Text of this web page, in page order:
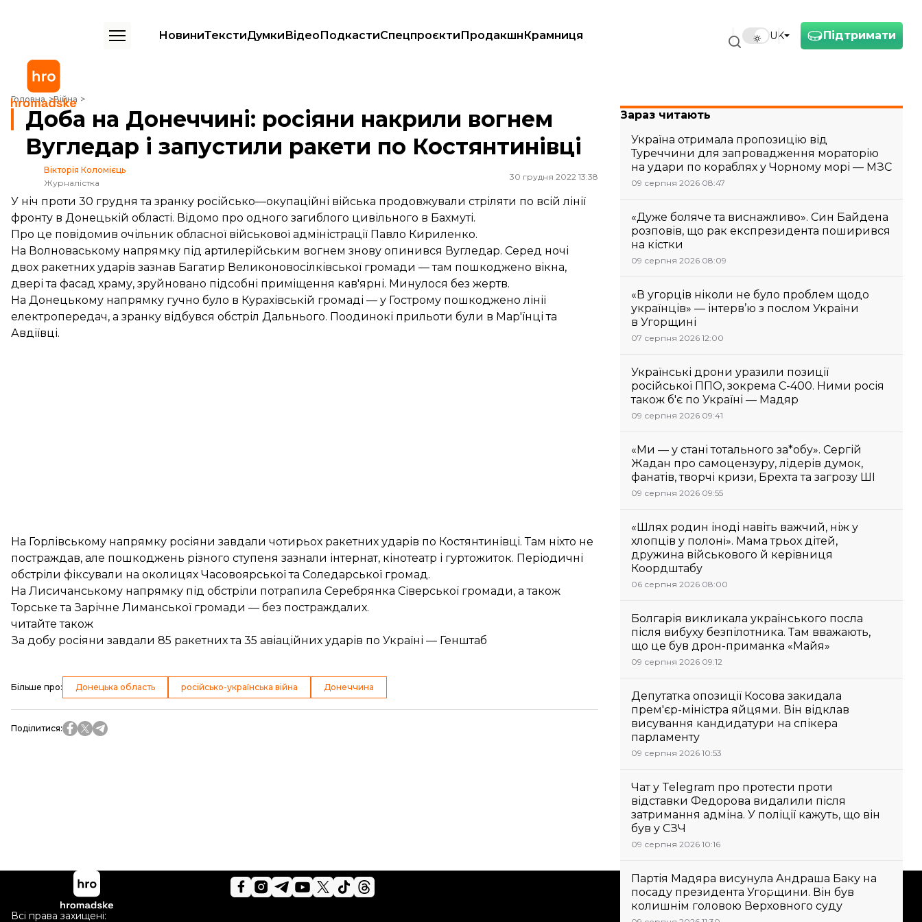
Підтримати
UK
НовиниТекстиДумкиВідеоПодкастиСпецпроєктиПродакшнКрамниця
Головна Війна
Доба на Донеччині: росіяни накрили вогнем Вугледар і запустили ракети по Костянтинівці
Доба на Донеччині: росіяни накрили вогнем
Вугледар і запустили ракети по Костянтинівці
Вікторія Коломієць
Журналістка
30 грудня 2022 13:38
У ніч проти 30 грудня та зранку російсько—окупаційні війська продовжували стріляти по всій лінії
фронту в Донецькій області. Відомо про одного загиблого цивільного в Бахмуті.
Про це повідомив очільник обласної військової адміністрації Павло Кириленко.
На Волноваському напрямку під артилерійським вогнем знову опинився Вугледар. Серед ночі
двох ракетних ударів зазнав Багатир Великоновосілківської громади — там пошкоджено вікна,
двері та фасад храму, зруйновано підсобні приміщення кав'ярні. Минулося без жертв.
На Донецькому напрямку гучно було в Курахівській громаді — у Гострому пошкоджено лінії
електропередач, а зранку відбувся обстріл Дальнього. Поодинокі прильоти були в Мар'їнці та
Авдіївці.
На Горлівському напрямку росіяни завдали чотирьох ракетних ударів по Костянтинівці. Там ніхто не
постраждав, але пошкоджень різного ступеня зазнали інтернат, кінотеатр і гуртожиток. Періодичні
обстріли фіксували на околицях Часовоярської та Соледарської громад.
На Лисичанському напрямку під обстріли потрапила Серебрянка Сіверської громади, а також
Торське та Зарічне Лиманської громади — без постраждалих.
читайте також
За добу росіяни завдали 85 ракетних та 35 авіаційних ударів по Україні — Генштаб
Більше про: Донецька область російсько-українська війна Донеччина
Поділитися:
Зараз читають
Україна отримала пропозицію від
Туреччини для запровадження мораторію
на удари по кораблях у Чорному морі — МЗС
09 серпня 2026 08:47
«Дуже боляче та виснажливо». Син Байдена
розповів, що рак експрезидента поширився
на кістки
09 серпня 2026 08:09
«В угорців ніколи не було проблем щодо
українців» — інтерв’ю з послом України
в Угорщині
07 серпня 2026 12:00
Українські дрони уразили позиції
російської ППО, зокрема С-400. Ними росія
також б'є по Україні — Мадяр
09 серпня 2026 09:41
«Ми — у стані тотального за*обу». Сергій
Жадан про самоцензуру, лідерів думок,
фанатів, творчі кризи, Брехта та загрозу ШІ
09 серпня 2026 09:55
«Шлях родин іноді навіть важчий, ніж у
хлопців у полоні». Мама трьох дітей,
дружина військового й керівниця
Коордштабу
06 серпня 2026 08:00
Болгарія викликала українського посла
після вибуху безпілотника. Там вважають,
що це був дрон-приманка «Майя»
09 серпня 2026 09:12
Депутатка опозиції Косова закидала
прем'єр-міністра яйцями. Він відклав
висування кандидатури на спікера
парламенту
09 серпня 2026 10:53
Чат у Telegram про протести проти
відставки Федорова видалили після
затримання адміна. У поліції кажуть, що він
був у СЗЧ
09 серпня 2026 10:16
Партія Мадяра висунула Андраша Баку на
посаду президента Угорщини. Він був
колишнім головою Верховного суду
Підтримати
Всі права захищені: